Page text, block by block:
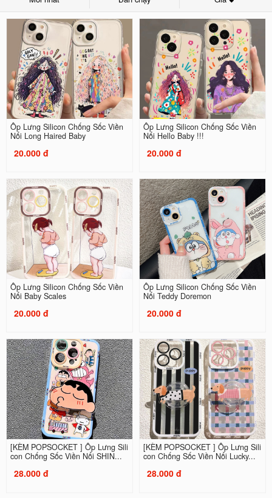
Ốp Lưng Silicon Chống Sốc Viền
Nổi Long Haired Baby
20.000 đ
Ốp Lưng Silicon Chống Sốc Viền
Nổi Hello Baby !!!
20.000 đ
Ốp Lưng Silicon Chống Sốc Viền
Nổi Baby Scales
20.000 đ
Ốp Lưng Silicon Chống Sốc Viền
Nổi Teddy Doremon
20.000 đ
[KÈM POPSOCKET ] Ốp Lưng Sili
con Chống Sốc Viền Nổi SHIN...
28.000 đ
[KÈM POPSOCKET ] Ốp Lưng Sili
con Chống Sốc Viền Nổi Lucky...
28.000 đ